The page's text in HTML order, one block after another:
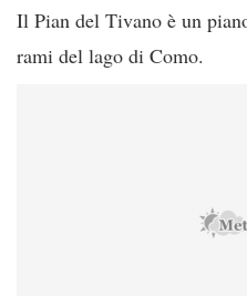
Il Pian del Tivano è un
rami del lago di Como.